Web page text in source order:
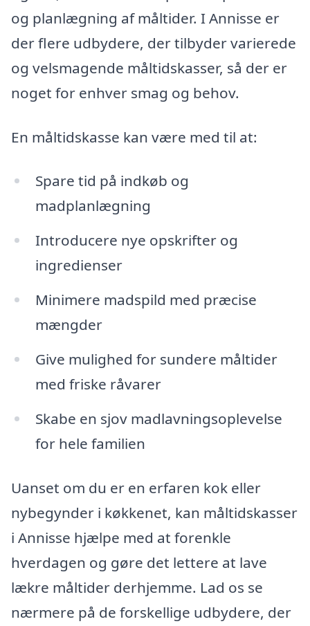
og planlægning af måltider. I Annisse er
der flere udbydere, der tilbyder varierede
og velsmagende måltidskasser, så der er
noget for enhver smag og behov.
En måltidskasse kan være med til at:
Spare tid på indkøb og
madplanlægning
Introducere nye opskrifter og
ingredienser
Minimere madspild med præcise
mængder
Give mulighed for sundere måltider
med friske råvarer
Skabe en sjov madlavningsoplevelse
for hele familien
Uanset om du er en erfaren kok eller
nybegynder i køkkenet, kan måltidskasser
i Annisse hjælpe med at forenkle
hverdagen og gøre det lettere at lave
lækre måltider derhjemme. Lad os se
nærmere på de forskellige udbydere, der